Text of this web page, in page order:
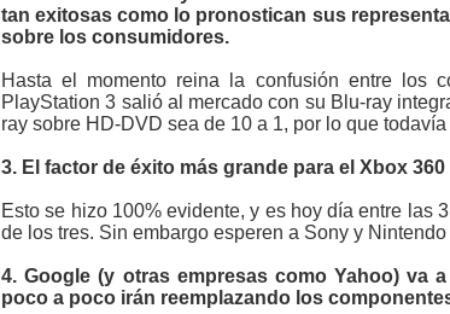
tan exitosas como lo pronostican sus
sobre los consumidores.
Hasta el momento reina la confusión entre los
PlayStation 3 salió al mercado con su Blu-ray
ray sobre HD-DVD sea de 10 a 1, por lo que
3. El factor de éxito más grande para el Xbox
Esto se hizo 100% evidente, y es hoy día entre las
de los tres. Sin embargo esperen a Sony y
4. Google (y otras empresas como Yahoo) va
poco a poco irán reemplazando los